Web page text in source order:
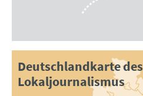
Deutschlandkarte des
Lokaljournalismus